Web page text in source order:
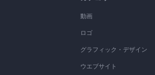
動画
ロゴ
グラフィック・デザイン
ウエブサイト